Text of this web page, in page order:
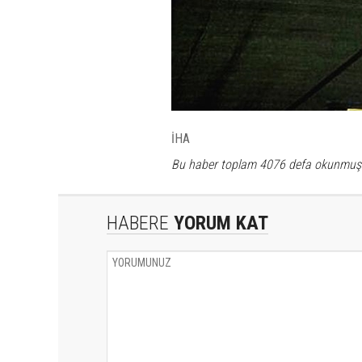
İHA
Bu haber toplam 4076 defa
HABERE YORUM KAT